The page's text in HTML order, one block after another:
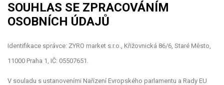
SOUHLAS SE ZPRACOVÁNÍM
OSOBNÍCH ÚDAJŮ
Identifikace správce: ZYRO market s.r.o., Křižovnická 86/6, Staré Město,
11000 Praha 1, IČ: 05507651.
V souladu s ustanoveními Nařízení Evropského parlamentu a Rady EU